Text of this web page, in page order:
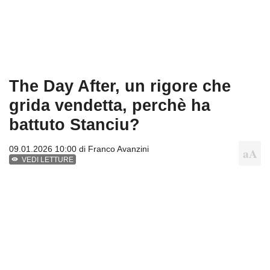
The Day After, un rigore che
grida vendetta, perchè ha
battuto Stanciu?
09.01.2026 10:00 di Franco Avanzini
VEDI LETTURE